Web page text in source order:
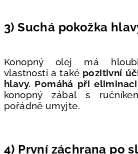
3) Suchá pokožka
Konopný olej má
vlastnosti a také pozitivní
hlavy. Pomáhá při
konopný zábal s
pořádně umyjte.
4) První záchrana po